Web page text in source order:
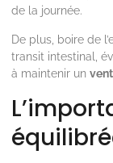
de la journée.
De plus, boire de
transit intestinal,
à maintenir un